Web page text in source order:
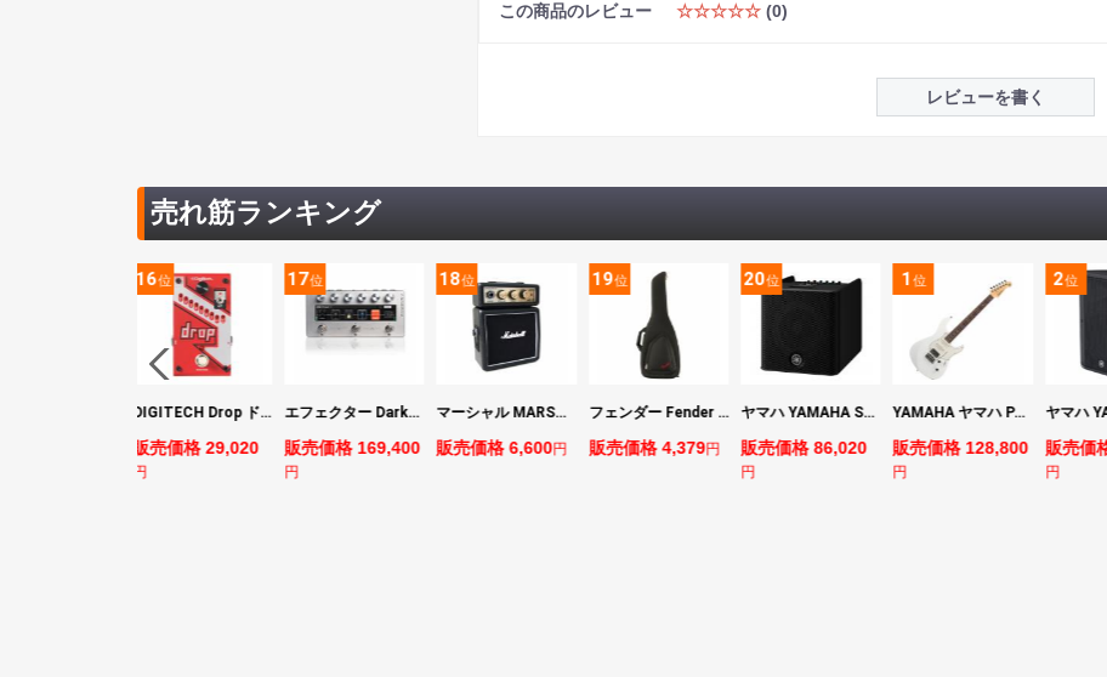
この商品のレビュー ☆☆☆☆☆ (0)
レビューを書く
売れ筋ランキング
DIGITECH Drop ドロップ・リチューニング・エフェクト
販売価格 29,020
17
エフェクター Darkglass Electronics Anagram ベースエフェクター プリアンプ ダークグラス アナグラム
販売価格 169,400
マーシャル MARSHALL MS2 Mighty Mini 小型ギターアンプ
販売価格 6,600円
19
フェンダー Fender FE610 Electric Guitar Gig Bag Black エレキギター用ギグバッグ
販売価格 4,379円
ヤマハ YAMAHA STAGEPAS 200 バッテリー非搭載モデル ポータブルPAシステム
販売価格 86,020
1位
YAMAHA ヤマハ PACS+12 SWH Pacifica Standard Plus パシフィカスタンダードプラス エレキギター
販売価格 128,800
位
ヤマハ YAMAHA CBR15 ラウドスピーカー
販売価格 66,800